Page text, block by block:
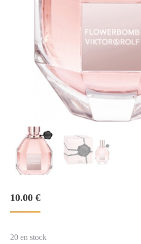
10.00 €
20 en stock